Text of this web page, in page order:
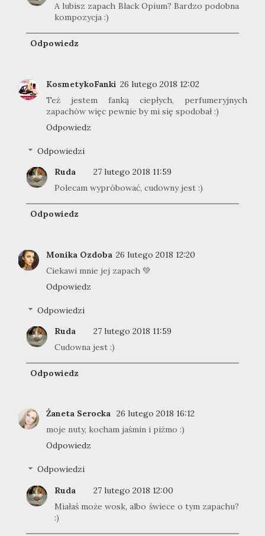
A lubisz zapach Black Opium? Bardzo podobna
kompozycja :)
Odpowiedz
KosmetykoFanki 26 lutego 2018 12:02
Też jestem fanką ciepłych, perfumeryjnych
zapachów więc pewnie by mi się spodobał :)
Odpowiedz
Odpowiedzi
Ruda
27 lutego 2018 11:59
Polecam wypróbować, cudowny jest :)
Odpowiedz
Monika Ozdoba 26 lutego 2018 12:20
Ciekawi mnie jej zapach 💚
Odpowiedz
Odpowiedzi
Ruda
27 lutego 2018 11:59
Cudowna jest :)
Odpowiedz
Żaneta Serocka 26 lutego 2018 16:12
moje nuty, kocham jaśmin i piżmo :)
Odpowiedz
Odpowiedzi
Ruda
27 lutego 2018 12:00
Miałaś może wosk, albo świece o tym zapachu?
:)